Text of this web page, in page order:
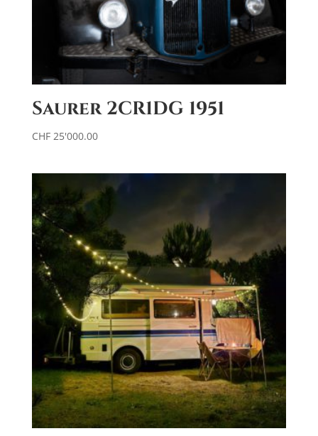
Saurer 2CR1DG 1951
CHF25'000.00